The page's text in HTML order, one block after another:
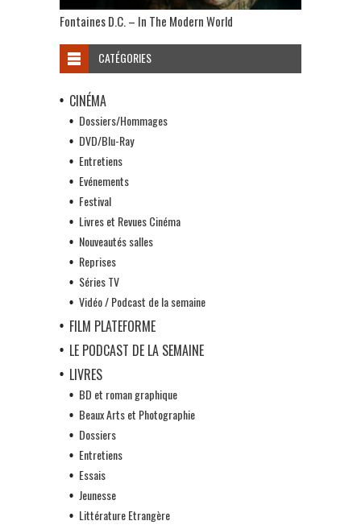
Fontaines D.C. – In The Modern World
CATÉGORIES
CINÉMA
Dossiers/Hommages
DVD/Blu-Ray
Entretiens
Evénements
Festival
Livres et Revues Cinéma
Nouveautés salles
Reprises
Séries TV
Vidéo / Podcast de la semaine
FILM PLATEFORME
LE PODCAST DE LA SEMAINE
LIVRES
BD et roman graphique
Beaux Arts et Photographie
Dossiers
Entretiens
Essais
Jeunesse
Littérature Etrangère